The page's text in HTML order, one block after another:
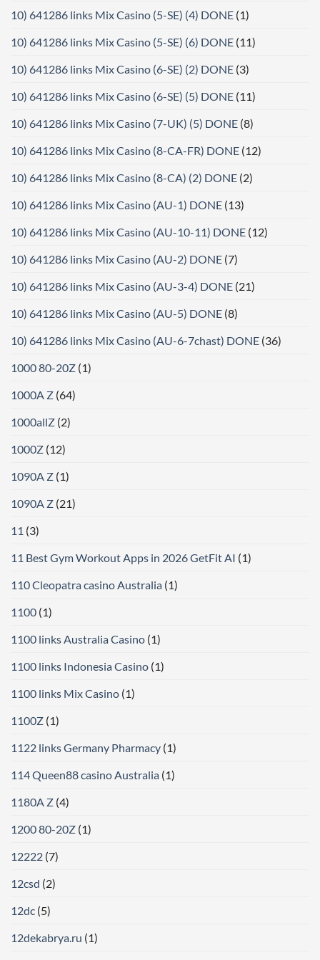
10) 641286 links Mix Casino (5-SE) (4) DONE (1)
10) 641286 links Mix Casino (5-SE) (6) DONE (11)
10) 641286 links Mix Casino (6-SE) (2) DONE (3)
10) 641286 links Mix Casino (6-SE) (5) DONE (11)
10) 641286 links Mix Casino (7-UK) (5) DONE (8)
10) 641286 links Mix Casino (8-CA-FR) DONE (12)
10) 641286 links Mix Casino (8-CA) (2) DONE (2)
10) 641286 links Mix Casino (AU-1) DONE (13)
10) 641286 links Mix Casino (AU-10-11) DONE (12)
10) 641286 links Mix Casino (AU-2) DONE (7)
10) 641286 links Mix Casino (AU-3-4) DONE (21)
10) 641286 links Mix Casino (AU-5) DONE (8)
10) 641286 links Mix Casino (AU-6-7chast) DONE (36)
1000 80-20Z (1)
1000A Z (64)
1000allZ (2)
1000Z (12)
1090A Z (1)
1090A Z (21)
11 (3)
11 Best Gym Workout Apps in 2026 GetFit AI (1)
110 Cleopatra casino Australia (1)
1100 (1)
1100 links Australia Casino (1)
1100 links Indonesia Casino (1)
1100 links Mix Casino (1)
1100Z (1)
1122 links Germany Pharmacy (1)
114 Queen88 casino Australia (1)
1180A Z (4)
1200 80-20Z (1)
12222 (7)
12csd (2)
12dc (5)
12dekabrya.ru (1)